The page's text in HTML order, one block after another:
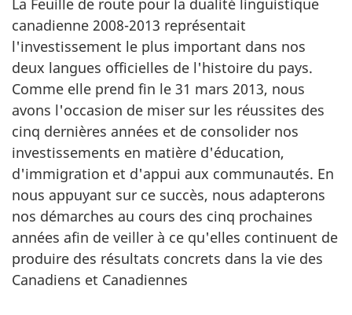
La Feuille de route pour la dualité linguistique
canadienne 2008-2013 représentait
l'investissement le plus important dans nos
deux langues officielles de l'histoire du pays.
Comme elle prend fin le 31 mars 2013, nous
avons l'occasion de miser sur les réussites des
cinq dernières années et de consolider nos
investissements en matière d'éducation,
d'immigration et d'appui aux communautés. En
nous appuyant sur ce succès, nous adapterons
nos démarches au cours des cinq prochaines
années afin de veiller à ce qu'elles continuent de
produire des résultats concrets dans la vie des
Canadiens et Canadiennes